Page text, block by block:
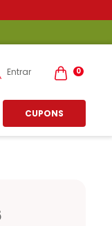
Entrar 0
CUPONS